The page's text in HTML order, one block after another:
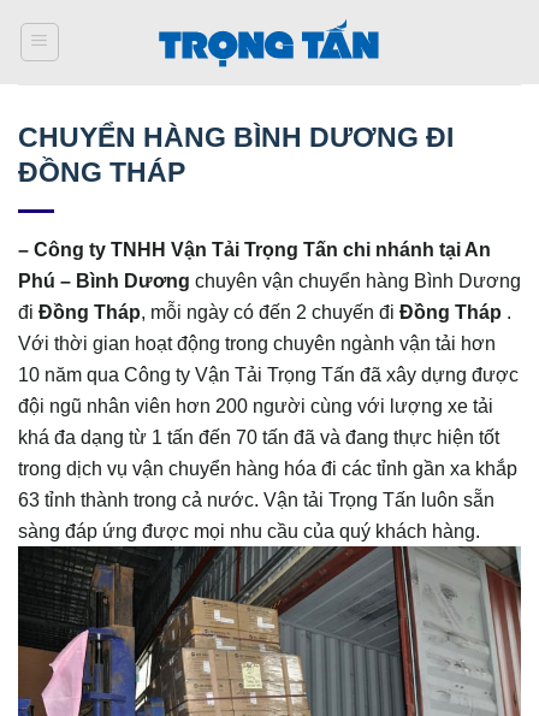
qua
CHUYỂN HÀNG BÌNH DƯƠNG ĐI
ĐỒNG THÁP
– Công ty TNHH Vận Tải Trọng Tấn chi nhánh tại An
Phú – Bình Dương chuyên vận chuyển hàng Bình Dương
đi Đồng Tháp, mỗi ngày có đến 2 chuyến đi Đồng Tháp .
Với thời gian hoạt động trong chuyên ngành vận tải hơn
10 năm qua Công ty Vận Tải Trọng Tấn đã xây dựng được
đội ngũ nhân viên hơn 200 người cùng với lượng xe tải
khá đa dạng từ 1 tấn đến 70 tấn đã và đang thực hiện tốt
trong dịch vụ vận chuyển hàng hóa đi các tỉnh gần xa khắp
63 tỉnh thành trong cả nước. Vận tải Trọng Tấn luôn sẵn
sàng đáp ứng được mọi nhu cầu của quý khách hàng.